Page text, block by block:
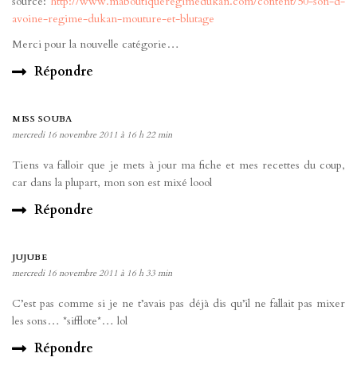
avoine-regime-dukan-mouture-et-blutage
Merci pour la nouvelle catégorie…
Répondre
MISS SOUBA
mercredi 16 novembre 2011 à 16 h 22 min
Tiens va falloir que je mets à jour ma fiche et mes recettes du coup,
car dans la plupart, mon son est mixé loool
Répondre
JUJUBE
mercredi 16 novembre 2011 à 16 h 33 min
C’est pas comme si je ne t’avais pas déjà dis qu’il ne fallait pas mixer
les sons… *sifflote*… lol
Répondre